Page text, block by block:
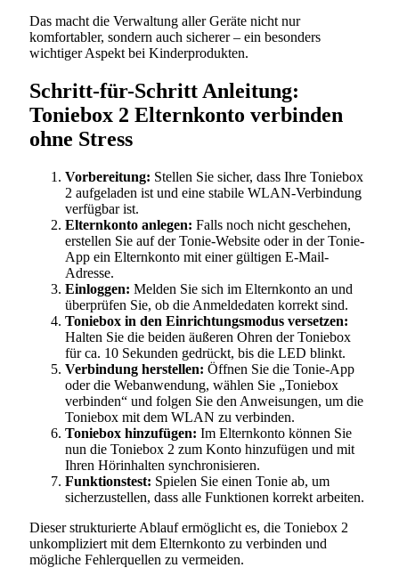
Das macht die Verwaltung aller Geräte nicht nur
komfortabler, sondern auch sicherer – ein besonders
wichtiger Aspekt bei Kinderprodukten.
Schritt-für-Schritt Anleitung:
Toniebox 2 Elternkonto verbinden
ohne Stress
Vorbereitung: Stellen Sie sicher, dass Ihre Toniebox
2 aufgeladen ist und eine stabile WLAN-Verbindung
verfügbar ist.
Elternkonto anlegen: Falls noch nicht geschehen,
erstellen Sie auf der Tonie-Website oder in der Tonie-
App ein Elternkonto mit einer gültigen E-Mail-
Adresse.
Einloggen: Melden Sie sich im Elternkonto an und
überprüfen Sie, ob die Anmeldedaten korrekt sind.
Toniebox in den Einrichtungsmodus versetzen:
Halten Sie die beiden äußeren Ohren der Toniebox
für ca. 10 Sekunden gedrückt, bis die LED blinkt.
Verbindung herstellen: Öffnen Sie die Tonie-App
oder die Webanwendung, wählen Sie „Toniebox
verbinden“ und folgen Sie den Anweisungen, um die
Toniebox mit dem WLAN zu verbinden.
Toniebox hinzufügen: Im Elternkonto können Sie
nun die Toniebox 2 zum Konto hinzufügen und mit
Ihren Hörinhalten synchronisieren.
Funktionstest: Spielen Sie einen Tonie ab, um
sicherzustellen, dass alle Funktionen korrekt arbeiten.
Dieser strukturierte Ablauf ermöglicht es, die Toniebox 2
unkompliziert mit dem Elternkonto zu verbinden und
mögliche Fehlerquellen zu vermeiden.